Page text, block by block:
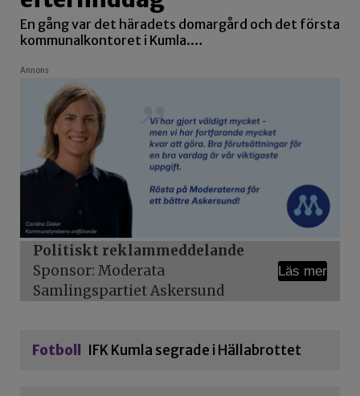
En gång var det häradets domargård och det första
kommunalkontoret i Kumla.…
Annons
Politiskt reklammeddelande
Sponsor: Moderata
Samlingspartiet Askersund
Läs mer
Fotboll IFK Kumla segrade i Hällabrottet